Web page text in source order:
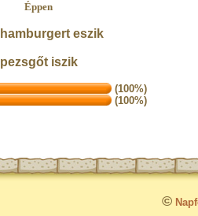
Éppen
hamburgert eszik
pezsgőt iszik
(100%)
(100%)
©